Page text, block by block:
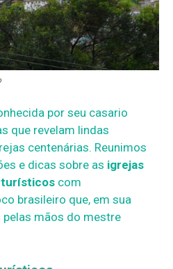
por seu casario
que revelam lindas
centenárias. Reunimos
e dicas sobre as igrejas
turísticos com
brasileiro que, em sua
mãos do mestre